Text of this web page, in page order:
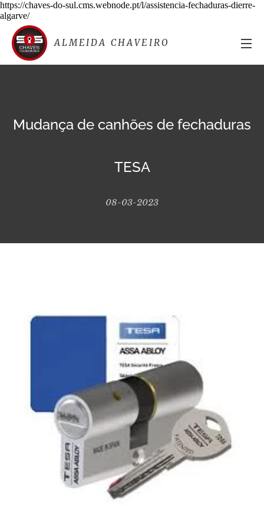
https://chaves-do-sul.cms.webnode.pt/l/assistencia-fechaduras-dierre-
algarve/
ALMEIDA CHAVEIRO
Mudança de canhões de fechaduras
TESA
08-03-2023